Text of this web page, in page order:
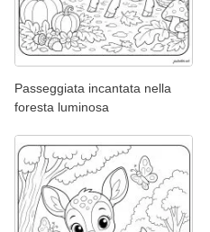
Passeggiata incantata nella
foresta luminosa